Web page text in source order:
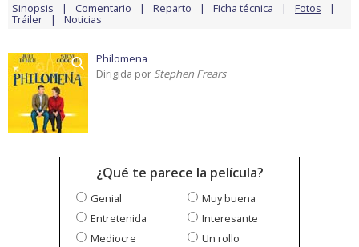
Sinopsis Comentario Reparto Ficha técnica Fotos
Tráiler Noticias
Philomena
Dirigida por Stephen Frears
¿Qué te parece la película?
Genial
Muy buena
Entretenida
Interesante
Mediocre
Un rollo